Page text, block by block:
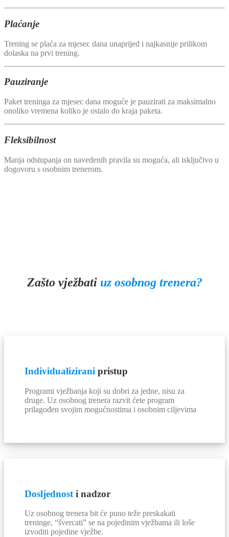
Plaćanje
Trening se plaća za mjesec dana unaprijed i najkasnije prilikom
dolaska na prvi trening.
Pauziranje
Paket treninga za mjesec dana moguće je pauzirati za maksimalno
onoliko vremena koliko je ostalo do kraja paketa.
Fleksibilnost
Manja odstupanja on navedenih pravila su moguća, ali isključivo u
dogovoru s osobnim trenerom.
Zašto vježbati uz osobnog trenera?
Individualizirani pristup
Programi vježbanja koji su dobri za jedne, nisu za
druge. Uz osobnog trenera razvit ćete program
prilagođen svojim mogućnostima i osobnim ciljevima
Dosljednost i nadzor
Uz osobnog trenera bit će puno teže preskakati
treninge, “švercati” se na pojedinim vježbama ili loše
izvoditi pojedine vježbe.